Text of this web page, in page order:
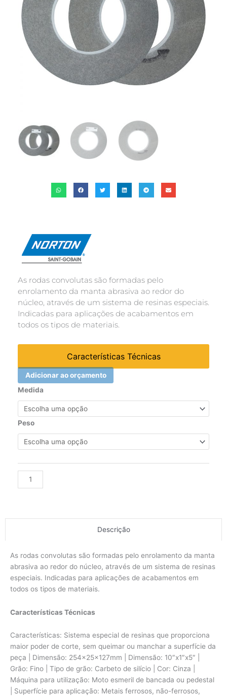
As rodas convolutas são formadas pelo
enrolamento da manta abrasiva ao redor do
núcleo, através de um sistema de resinas especiais.
Indicadas para aplicações de acabamentos em
todos os tipos de materiais.
Características Técnicas
Adicionar ao orçamento
Medida
Peso
Roda
convoluta
long
life
Rapid
Finish
254x25x127mm
quantidade
Descrição
As rodas convolutas são formadas pelo enrolamento da manta
abrasiva ao redor do núcleo, através de um sistema de resinas
especiais. Indicadas para aplicações de acabamentos em
todos os tipos de materiais.
Características Técnicas
Características: Sistema especial de resinas que proporciona
maior poder de corte, sem queimar ou manchar a superfície da
peça | Dimensão: 254x25x127mm | Dimensão: 10″x1″x5″ |
Grão: Fino | Tipo de grão: Carbeto de silício | Cor: Cinza |
Máquina para utilização: Moto esmeril de bancada ou pedestal
| Superfície para aplicação: Metais ferrosos, não-ferrosos,